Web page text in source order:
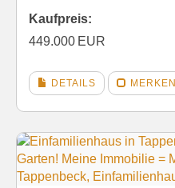
Kaufpreis:
449.000 EUR
DETAILS MERKEN